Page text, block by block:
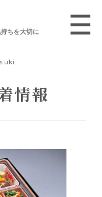
ちを大切に
情報